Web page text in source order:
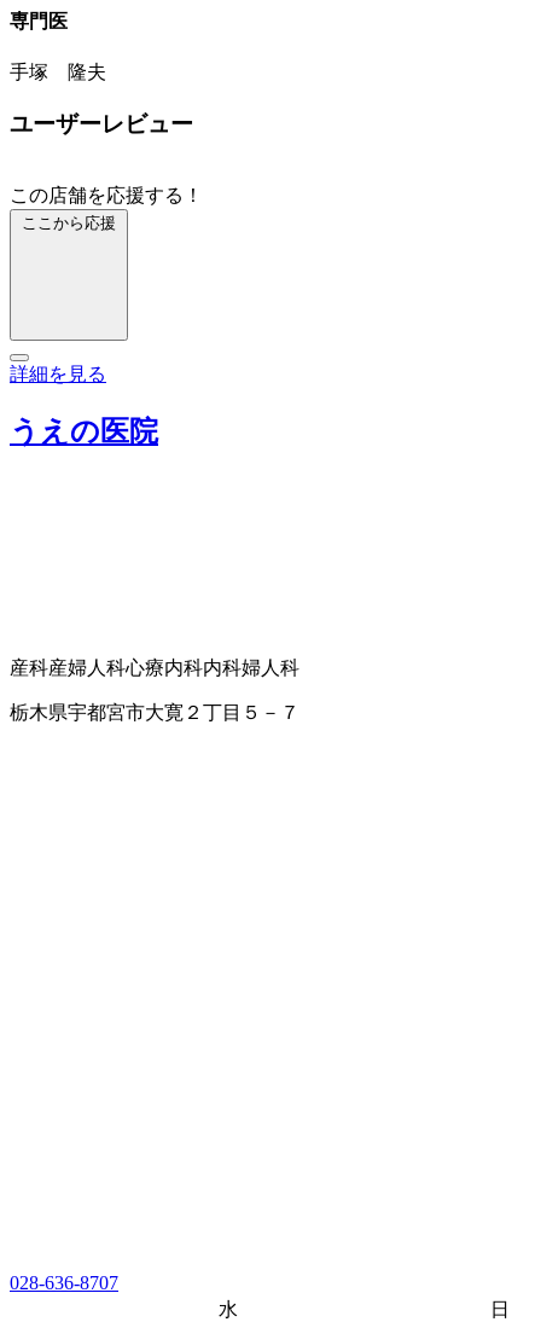
専門医
手塚 隆夫
ユーザーレビュー
この店舗を応援する！
ここから応援
詳細を見る
うえの医院
産科産婦人科心療内科内科婦人科
栃木県宇都宮市大寛２丁目５－７
028-636-8707
水
日